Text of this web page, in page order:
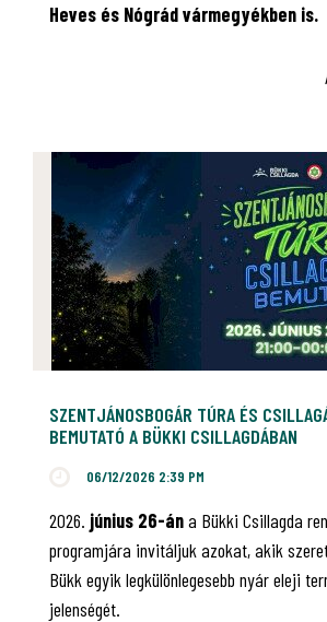
Heves és Nógrád vármegyékben is.
SZENTJÁNOSBOGÁR TÚRA ÉS
BEMUTATÓ A BÜKKI CSILLAGDÁBAN
06/12/2026 2:39 PM
2026. június 26-ána Bükki Csillagda
programjára invitáljuk azokat, akik
Bükk egyik legkülönlegesebb nyár eleji
jelenségét.